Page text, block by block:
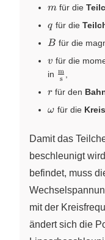
m
m für die
q
q für die
B
B für die
v
v für die
in
{\text{s}}
s
m
r
r für den
\omega
ω für die
Damit das
beschleunigt
befindet, muss
mit der
ändert sich die